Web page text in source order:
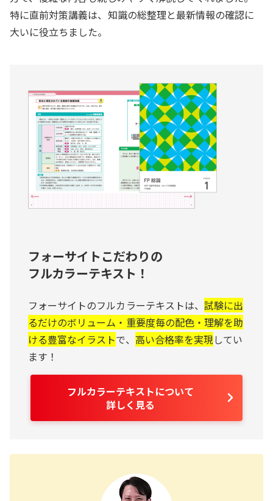
特に直前対策講義は、知識の総整理と最新情報の確認に
大いに役立ちました。
フォーサイトこだわりの
フルカラーテキスト！
フォーサイトのフルカラーテキストは、 試験に出
るだけのボリューム・重要度毎の配色・理解を助
ける豊富なイラストで、 高い合格率を実現 してい
ます！
フルカラーテキストについて
詳しく見る